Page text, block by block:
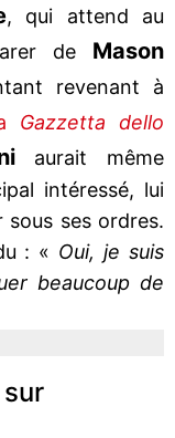
, qui attend au
de Mason
revenant à
Gazzetta dello
aurait même
intéressé, lui
sous ses ordres.
: « Oui, je suis
beaucoup de